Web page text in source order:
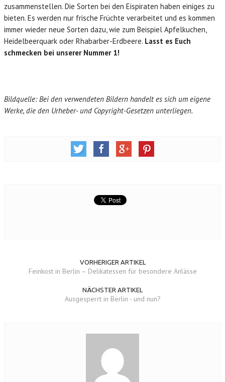
zusammenstellen. Die Sorten bei den Eispiraten haben einiges zu
bieten. Es werden nur frische Früchte verarbeitet und es kommen
immer wieder neue Sorten dazu, wie zum Beispiel Apfelkuchen,
Heidelbeerquark oder Rhabarber-Erdbeere. Lasst es Euch
schmecken bei unserer Nummer 1!
Bildquelle: Bei den verwendeten Bildern handelt es sich um eigene
Werke, die den Urheber- und Copyright-Gesetzen unterliegen.
VORHERIGER ARTIKEL
Feinkost in Berlin – Delikatessen für besondere Anlässe
NÄCHSTER ARTIKEL
Ausgesperrt in Berlin - und nun?